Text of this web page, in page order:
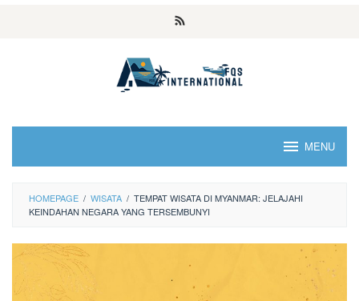
MENU
HOMEPAGE / WISATA / TEMPAT WISATA DI MYANMAR: JELAJAHI
KEINDAHAN NEGARA YANG TERSEMBUNYI